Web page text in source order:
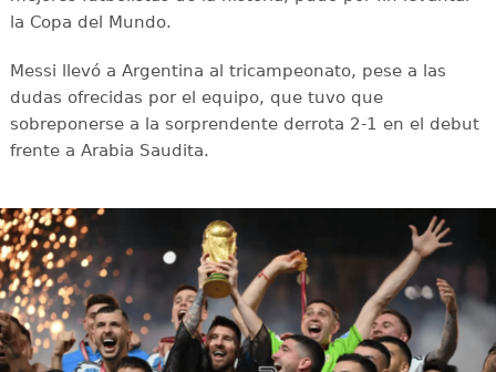
la Copa del Mundo.
Messi llevó a Argentina al tricampeonato, pese a las
dudas ofrecidas por el equipo, que tuvo que
sobreponerse a la sorprendente derrota 2-1 en el debut
frente a Arabia Saudita.